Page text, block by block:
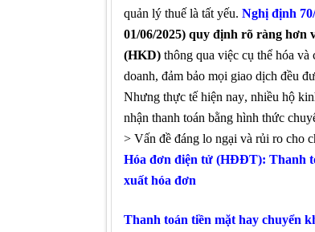
quản lý thuế là tất yếu. Nghị định
01/06/2025) quy định rõ ràng hơn
(HKD) thông qua việc cụ thể hóa và
doanh, đảm bảo mọi giao dịch đều
Nhưng thực tế hiện nay, nhiều hộ
nhận thanh toán bằng hình thức
> Vấn đề đáng lo ngại và rủi ro cho
Hóa đơn điện tử (HĐĐT): Thanh
xuất hóa đơn
Thanh toán tiền mặt hay chuyển